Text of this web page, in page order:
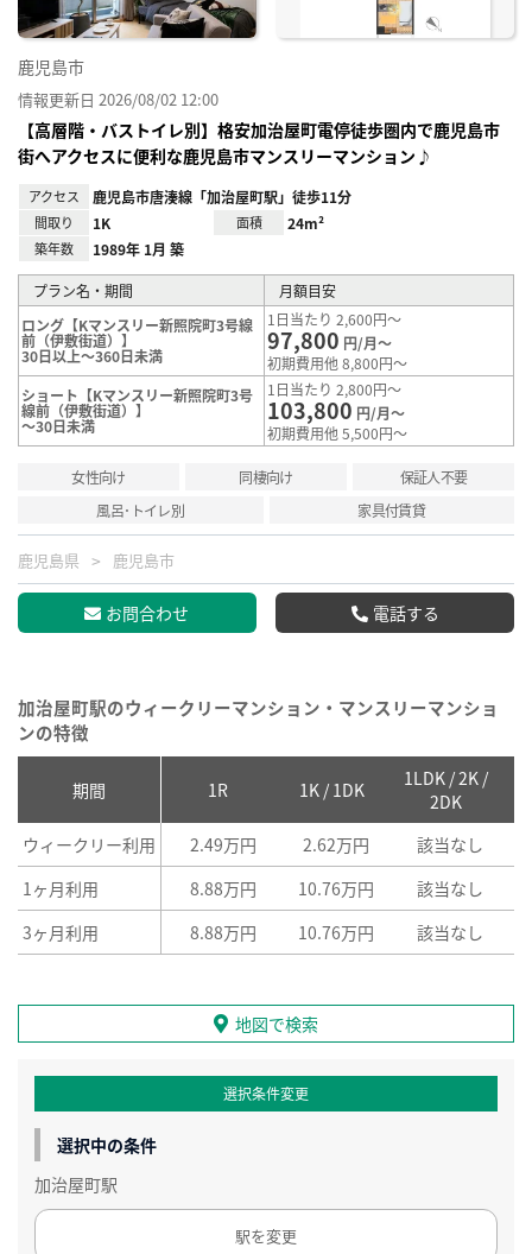
鹿児島市
情報更新日 2026/08/02 12:00
【高層階・バストイレ別】格安加治屋町電停徒歩圏内で鹿児島市
街へアクセスに便利な鹿児島市マンスリーマンション♪
アクセス 鹿児島市唐湊線「加治屋町駅」徒歩11分
間取り 1K 面積 24m²
築年数 1989年 1月 築
プラン名・期間
月額目安
ロング【Kマンスリー新照院町3号線
前（伊敷街道）】
30日以上～360日未満
1日当たり 2,600円～
97,800 円/月～
初期費用他 8,800円～
ショート【Kマンスリー新照院町3号
線前（伊敷街道）】
～30日未満
1日当たり 2,800円～
103,800 円/月～
初期費用他 5,500円～
女性向け 同棲向け
保証人不要
風呂･トイレ別
家具付賃貸
鹿児島県 鹿児島市
お問合わせ 電話する
加治屋町駅のウィークリーマンション・マンスリーマンショ
ンの特徴
期間 1R 1K / 1DK
1LDK / 2K /
2DK
ウィークリー利用 2.49万円 2.62万円 該当なし
1ヶ月利用
8.88万円 10.76万円 該当なし
3ヶ月利用
8.88万円 10.76万円 該当なし
地図で検索
選択条件変更
選択中の条件
加治屋町駅
駅を変更